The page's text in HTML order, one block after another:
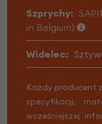
Szprychy:
in Belgium)
Widelec:
Każdy producent
specyfikacji,
wcześniejszej